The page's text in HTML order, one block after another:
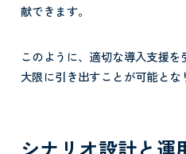
献できます。
このように、適切な導入支援
大限に引き出すことが可能とな
シナリオ設計と運